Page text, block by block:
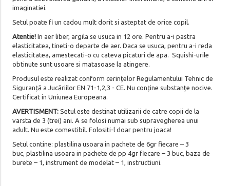
imaginatiei.
Setul poate fi un cadou mult dorit si asteptat de orice copil.
Atentie!In aer liber, argila se usuca in 12 ore. Pentru a-i pastra
elasticitatea, tineti-o departe de aer. Daca se usuca, pentru a-i reda
elasticitatea, amestecati-o cu cateva picaturi de apa. Squishi-urile
obtinute sunt usoare si matasoase la atingere.
Produsul este realizat conform cerințelor Regulamentului Tehnic de
Siguranță a Jucăriilor EN 71-1,2,3 - CE. Nu conține substanțe nocive.
Certificat in Uniunea Europeana.
AVERTISMENT:Setul este destinat utilizarii de catre copii de la
varsta de 3 (trei) ani. A se folosi numai sub supravegherea unui
adult. Nu este comestibil. Folositi-l doar pentru joaca!
Setul contine: plastilina usoara in pachete de 6gr fiecare – 3
buc, plastilina usoara in pachete de pp 4gr fiecare – 3 buc, baza de
burete – 1, instrument de modelat – 1, instructiuni.